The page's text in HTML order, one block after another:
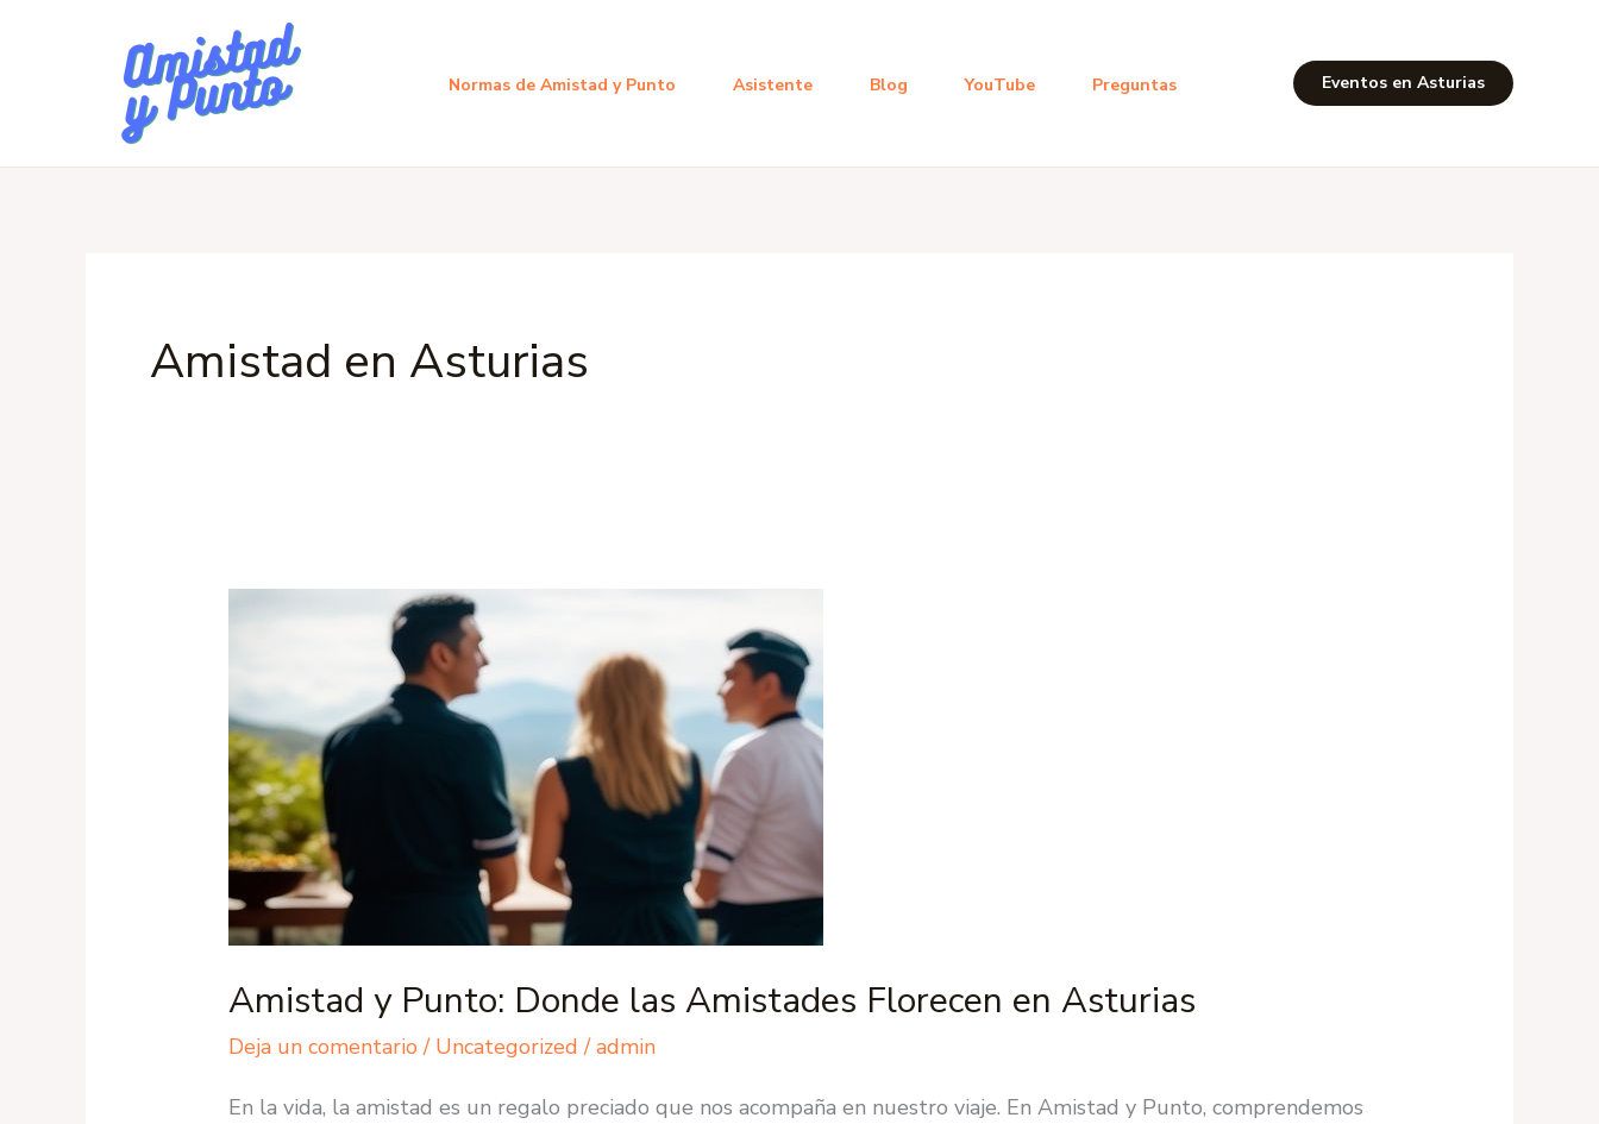
Normas de Amistad y Punto Asistente Blog YouTube Preguntas Eventos en Asturias
Amistad en Asturias
Amistad y Punto: Donde las Amistades Florecen en Asturias
Deja un comentario / Uncategorized /admin
En la vida, la amistad es un regalo preciado que nos acompaña en nuestro viaje. En Amistad y Punto, comprendemos